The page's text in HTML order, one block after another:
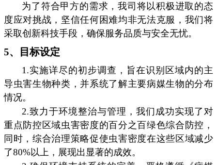
为了符合甲方的需求，我司将以积极进取的态
度应对挑战，坚信任何困难均非无法克服，我们将
采取创新科技手段，确保服务品质与安全无忧。
5、目标设定
1.实施详尽的初步调查，旨在识别区域内的主
导虫害生物种类，并系统了解主要病媒生物的分布
情况。
2.致力于环境整治与管理，我们成功实现了对
重点防控区域虫害密度的百分之百绿色综合防控，
同时，综合治理策略促使虫害密度在这些区域减少
了80%以上，展现出显著的成效。